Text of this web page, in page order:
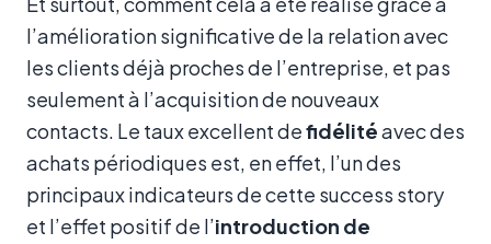
l’amélioration significative de la relation avec
les clients déjà proches de l’entreprise, et pas
seulement à l’acquisition de nouveaux
contacts. Le taux excellent defidélitéavec des
achats périodiques est, en effet, l’un des
principaux indicateurs de cette success story
et l’effet positif de l’introduction de